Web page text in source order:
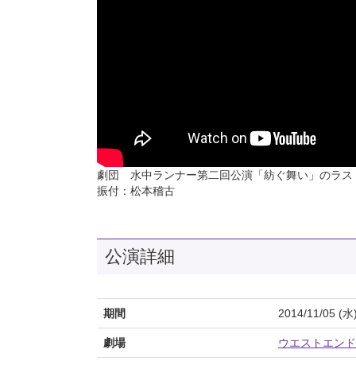
劇団 水中ランナー第二回公演「紡ぐ舞い」のラ
振付：松本稽古
公演詳細
期間 2014/11/05 (
劇場 ウエストエン